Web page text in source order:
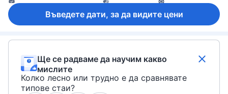
Безплатен чай
Безплатно инстантно кафе
Машина за кафе/чай
Въведете дати, за да видите цени
Ще се радваме да научим какво
мислите
Колко лесно или трудно е да сравнявате
типове стаи?